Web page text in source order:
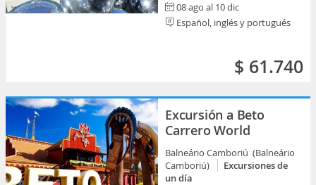
08 ago al 10 dic
Español, inglés y portugués
$ 61.740
Excursión a Beto
Carrero World
Balneário Camboriú (Balneário
Camboriú)
Excursiones de
un día